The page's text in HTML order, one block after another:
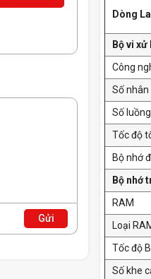
Gửi
Dòng
Bộ vi xử
Công
Số nhân
Số luồng
Tốc độ
Bộ nhớ
Bộ nhớ
RAM
Loại
Tốc độ
Số khe